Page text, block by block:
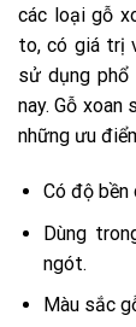
các loại gỗ
to, có giá trị
sử dụng
nay. Gỗ
những ưu
Có độ
Dùng
ngót.
Màu sắc